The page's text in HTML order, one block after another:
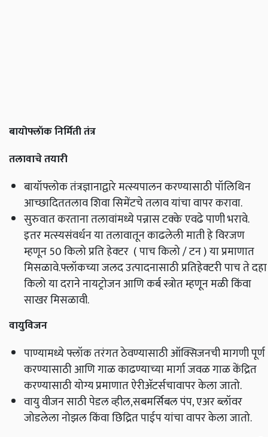
बायोफ्लॉक निर्मिती तंत्र
तलावाचे तयारी
बायॉफ्लोक तंत्रज्ञानाद्वारे मत्स्यपालन करण्यासाठी पॉलिथिन
आच्छादिततलाव शिवा सिमेंटचे तलाव यांचा वापर करावा.
सुरुवात करताना तलावांमध्ये पन्नास टक्के एवढे पाणी भरावे.
इतर मत्स्यसंवर्धन या तलावातून काढलेली माती हे विरजण
म्हणून 50 किलो प्रति हेक्‍टर ( पाच किलो / टन ) या प्रमाणात
मिसळावे.फ्लॉकच्या जलद उत्पादनासाठी प्रतिहेक्‍टरी पाच ते दहा
किलो या दराने नायट्रोजन आणि कर्ब स्त्रोत म्हणून मळी किंवा
साखर मिसळावी.
वायुविजन
पाण्यामध्ये फ्लॉक तरंगत ठेवण्यासाठी ऑक्सिजनची मागणी पूर्ण
करण्यासाठी आणि गाळ काढण्याच्या मार्गा जवळ गाळ केंद्रित
करण्यासाठी योग्य प्रमाणात ऐरीॲटर्सचावापर केला जातो.
वायु वीजन साठी पेडल व्हील,सबमर्सिबल पंप, एअर ब्लॉवर
जोडलेला नोझल किंवा छिद्रित पाईप यांचा वापर केला जातो.